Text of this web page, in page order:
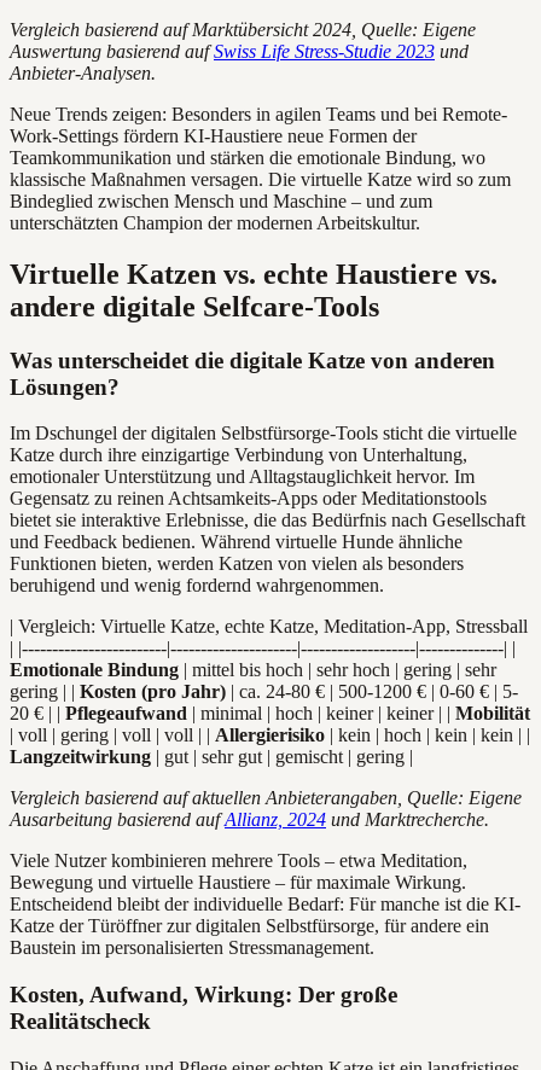
Vergleich basierend auf Marktübersicht 2024, Quelle: Eigene
Auswertung basierend aufSwiss Life Stress-Studie 2023 und
Anbieter-Analysen.
Neue Trends zeigen: Besonders in agilen Teams und bei Remote-
Work-Settings fördern KI-Haustiere neue Formen der
Teamkommunikation und stärken die emotionale Bindung, wo
klassische Maßnahmen versagen. Die virtuelle Katze wird so zum
Bindeglied zwischen Mensch und Maschine – und zum
unterschätzten Champion der modernen Arbeitskultur.
Virtuelle Katzen vs. echte Haustiere vs.
andere digitale Selfcare-Tools
Was unterscheidet die digitale Katze von anderen
Lösungen?
Im Dschungel der digitalen Selbstfürsorge-Tools sticht die virtuelle
Katze durch ihre einzigartige Verbindung von Unterhaltung,
emotionaler Unterstützung und Alltagstauglichkeit hervor. Im
Gegensatz zu reinen Achtsamkeits-Apps oder Meditationstools
bietet sie interaktive Erlebnisse, die das Bedürfnis nach Gesellschaft
und Feedback bedienen. Während virtuelle Hunde ähnliche
Funktionen bieten, werden Katzen von vielen als besonders
beruhigend und wenig fordernd wahrgenommen.
| Vergleich: Virtuelle Katze, echte Katze, Meditation-App, Stressball
| |------------------------|---------------------|-------------------|--------------| |
Emotionale Bindung | mittel bis hoch | sehr hoch | gering | sehr
gering | | Kosten (pro Jahr) | ca. 24-80 € | 500-1200 € | 0-60 € | 5-
20 € | | Pflegeaufwand | minimal | hoch | keiner | keiner | | Mobilität
| voll | gering | voll | voll | | Allergierisiko | kein | hoch | kein | kein | |
Langzeitwirkung | gut | sehr gut | gemischt | gering |
Vergleich basierend auf aktuellen Anbieterangaben, Quelle: Eigene
Ausarbeitung basierend aufAllianz, 2024 und Marktrecherche.
Viele Nutzer kombinieren mehrere Tools – etwa Meditation,
Bewegung und virtuelle Haustiere – für maximale Wirkung.
Entscheidend bleibt der individuelle Bedarf: Für manche ist die KI-
Katze der Türöffner zur digitalen Selbstfürsorge, für andere ein
Baustein im personalisierten Stressmanagement.
Kosten, Aufwand, Wirkung: Der große
Realitätscheck